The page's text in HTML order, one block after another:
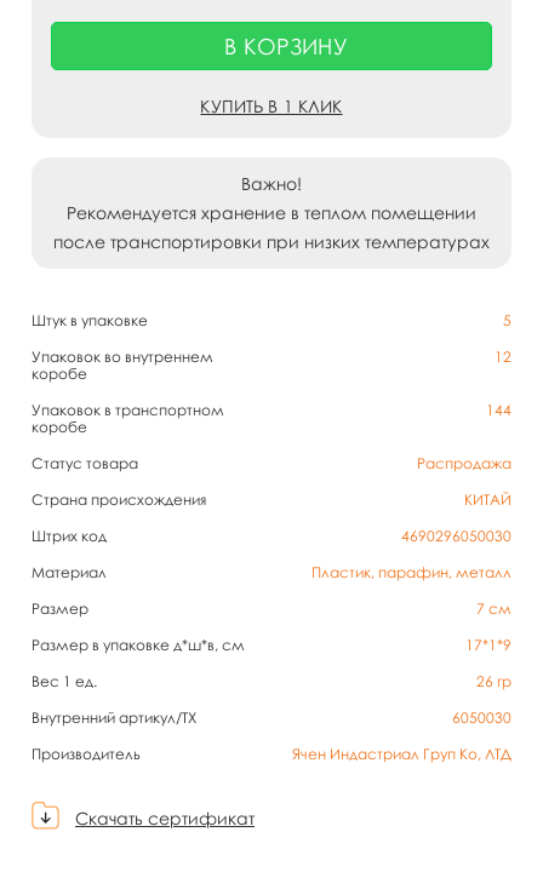
Штук в упаковке
5
Упаковок во внутреннем
коробе
12
Упаковок в транспортном
коробе
144
Статус товара
Распродажа
Страна происхождения
КИТАЙ
Штрих код
4690296050030
Материал
Пластик, парафин, металл
Размер
7 см
Размер в упаковке д*ш*в, см
17*1*9
Вес 1 ед.
26 гр
Внутренний артикул/TX
6050030
Производитель
Ячен Индастриал Груп Ко, ЛТД
Скачать сертификат
В КОРЗИНУ
КУПИТЬ В 1 КЛИК
Важно!
Рекомендуется хранение в теплом помещении
после транспортировки при низких температурах